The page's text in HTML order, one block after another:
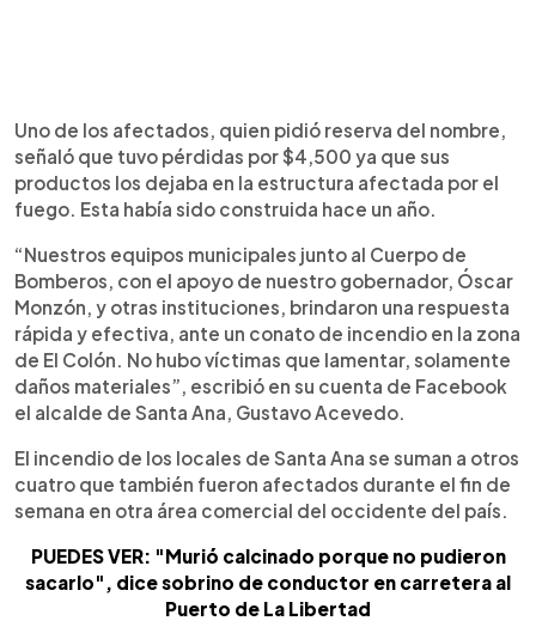
Uno de los afectados, quien pidió reserva del nombre,
señaló que tuvo pérdidas por $4,500 ya que sus
productos los dejaba en la estructura afectada por el
fuego. Esta había sido construida hace un año.
“Nuestros equipos municipales junto al Cuerpo de
Bomberos, con el apoyo de nuestro gobernador, Óscar
Monzón, y otras instituciones, brindaron una respuesta
rápida y efectiva, ante un conato de incendio en la zona
de El Colón. No hubo víctimas que lamentar, solamente
daños materiales”, escribió en su cuenta de Facebook
el alcalde de Santa Ana, Gustavo Acevedo.
El incendio de los locales de Santa Ana se suman a otros
cuatro que también fueron afectados durante el fin de
semana en otra área comercial del occidente del país.
PUEDES VER: "Murió calcinado porque no pudieron
sacarlo", dice sobrino de conductor en carretera al
Puerto de La Libertad